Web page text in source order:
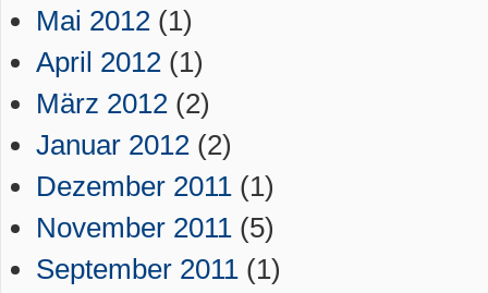
Mai 2012 (1)
April 2012 (1)
März 2012 (2)
Januar 2012 (2)
Dezember 2011 (1)
November 2011 (5)
September 2011 (1)